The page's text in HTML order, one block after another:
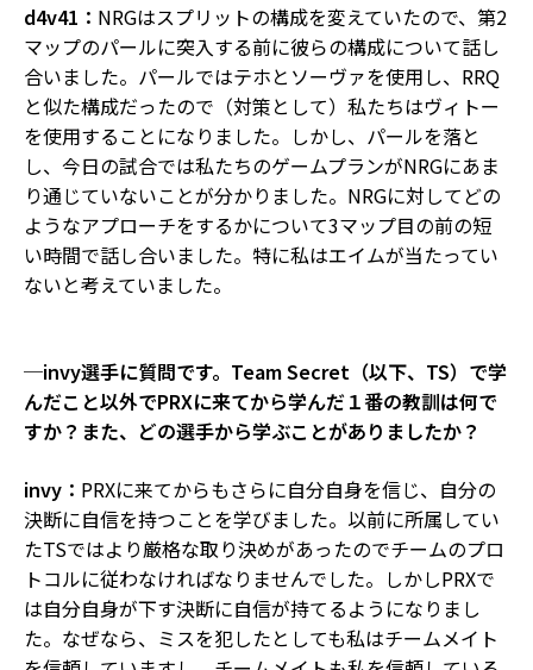
d4v41： NRGはスプリットの構成を変えていたので、第2
マップのパールに突入する前に彼らの構成について話し
合いました。パールではテホとソーヴァを使用し、RRQ
と似た構成だったので（対策として）私たちはヴィトー
を使用することになりました。しかし、パールを落と
し、今日の試合では私たちのゲームプランがNRGにあま
り通じていないことが分かりました。NRGに対してどの
ようなアプローチをするかについて3マップ目の前の短
い時間で話し合いました。特に私はエイムが当たってい
ないと考えていました。
─invy選手に質問です。Team Secret（以下、TS）で学
んだこと以外でPRXに来てから学んだ１番の教訓は何で
すか？また、どの選手から学ぶことがありましたか？
invy： PRXに来てからもさらに自分自身を信じ、自分の
決断に自信を持つことを学びました。以前に所属してい
たTSではより厳格な取り決めがあったのでチームのプロ
トコルに従わなければなりませんでした。 しかしPRXで
は自分自身が下す決断に自信が持てるようになりまし
た。なぜなら、ミスを犯したとしても私はチームメイト